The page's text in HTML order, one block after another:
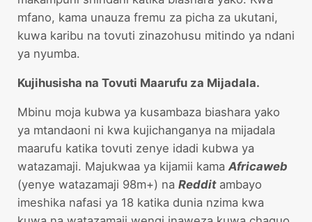
mfano, kama unauza fremu za picha za ukutani,
kuwa karibu na tovuti zinazohusu mitindo ya ndani
ya nyumba.
Kujihusisha na Tovuti Maarufu za Mijadala.
Mbinu moja kubwa ya kusambaza biashara yako
ya mtandaoni ni kwa kujichanganya na mijadala
maarufu katika tovuti zenye idadi kubwa ya
watazamaji. Majukwaa ya kijamii kama Africaweb
(yenye watazamaji 98m+) na Redditambayo
imeshika nafasi ya 18 katika dunia nzima kwa